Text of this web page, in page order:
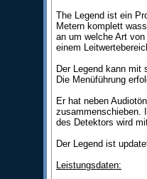
The Legend ist ein
Metern komplett
an um welche Art
einem
Der Legend kann mit
Die Menüführung
Er hat neben
zusammenschieben.
des Detektors wird
Der Legend ist
Leistungsdaten: